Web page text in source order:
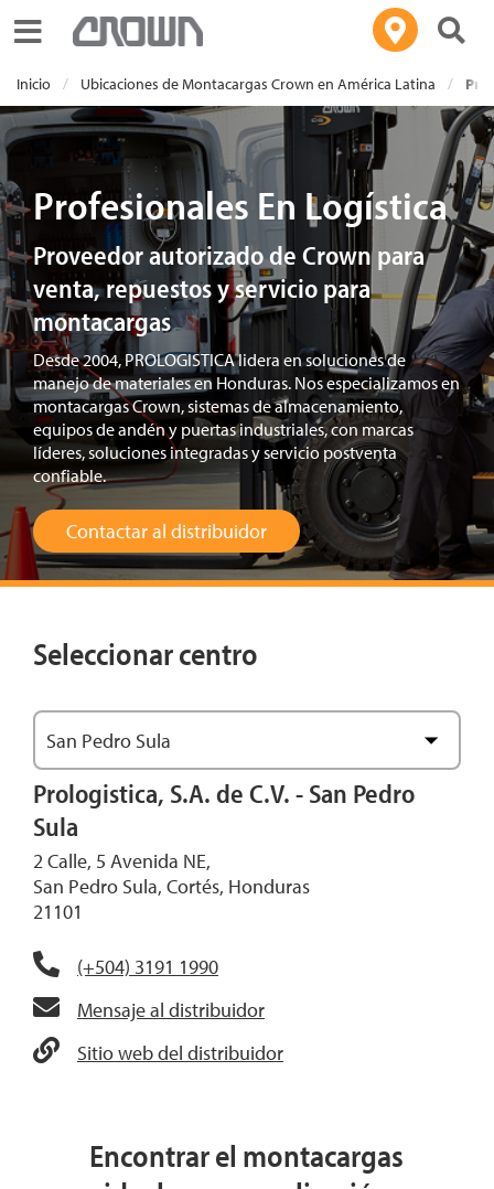
Toggle navigation
Inicio Ubicaciones de Montacargas Crown en América Latina
Profesionales En Logística
Proveedor autorizado de Crown para
venta, repuestos y servicio para
montacargas
Desde 2004, PROLOGISTICA lidera en soluciones de
manejo de materiales en Honduras. Nos especializamos en
montacargas Crown, sistemas de almacenamiento,
equipos de andén y puertas industriales, con marcas
líderes, soluciones integradas y servicio postventa
confiable.
Contactar al distribuidor
Seleccionar centro
San Pedro Sula
Ver mapa
Prologistica, S.A. de C.V. - San Pedro
Sula
2 Calle, 5 Avenida NE,
San Pedro Sula, Cortés, Honduras
21101
(+504) 3191 1990
Mensaje al distribuidor
Sitio web del distribuidor
Encontrar el montacargas